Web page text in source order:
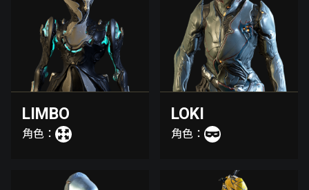
LIMBO
角色：
LOKI
角色：